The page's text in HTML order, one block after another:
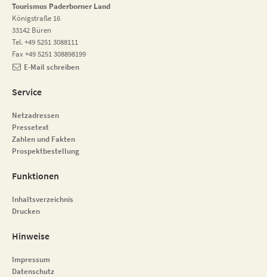
Tourismus Paderborner Land
Königstraße 16
33142 Büren
Tel. +49 5251 3088111
Fax +49 5251 308898199
E-Mail schreiben
Service
Netzadressen
Pressetext
Zahlen und Fakten
Prospektbestellung
Funktionen
Inhaltsverzeichnis
Drucken
Hinweise
Impressum
Datenschutz